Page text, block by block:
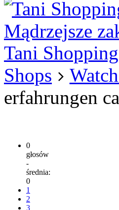
Mądrzejsze
Tani
Shops
erfahrungen
0
głosów
-
średnia:
0
1
2
3